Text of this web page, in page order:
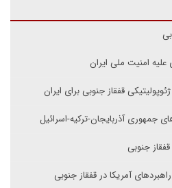
امنیت ملی ایران
قفقاز جنوبی برای ایران
جمهوری آذربایجان-ترکیه-اسرائیل
جنوبی
آمریکا در قفقاز جنوبی